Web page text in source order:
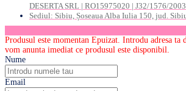
DESERTA SRL | RO15975020 | J32/1576/
Sediul: Sibiu, Șoseaua Alba Iulia 150, jud.
Produsul este momentan Epuizat. Introdu adresa ta
vom anunta imediat ce produsul este disponibil.
Nume
Email